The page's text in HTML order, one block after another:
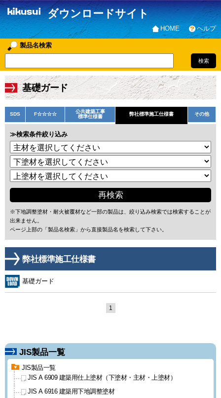
ダウンロードサイト
HOME ヘルプ
製品名検索
基礎ガード
SDS F☆☆☆☆
公共建築工事
標準仕様書
弊社標準施工仕様書 その他
≫検索条件絞り込み
※下地調整塗材・耐火被覆材など一部の製品は、絞り込み検索では検索することが
出来ません。
ページ上部の「製品名検索」から直接製品名を検索して下さい。
弊社標準施工仕様書
基礎ガード
1
JIS製品一覧
JIS製品一覧
JIS A 6909 建築用仕上塗材（下塗材・主材・上塗材）
JIS A 6916 建築用下地調整塗材